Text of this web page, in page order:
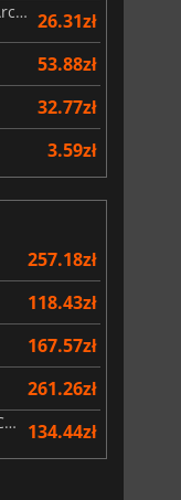
HellSlave II Judgment of the Archon 26.31zł
53.88zł
32.77zł
3.59zł
257.18zł
118.43zł
167.57zł
261.26zł
METAL GEAR SOLID MASTER COLLECTION Vol.2 134.44zł